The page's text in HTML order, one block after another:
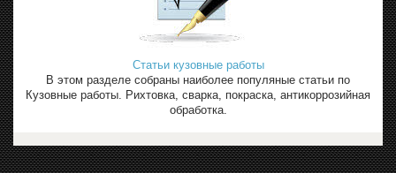
Статьи кузовные работы
В этом разделе собраны наиболее популяные статьи по
Кузовные работы. Рихтовка, сварка, покраска, антикоррозийная
обработка.